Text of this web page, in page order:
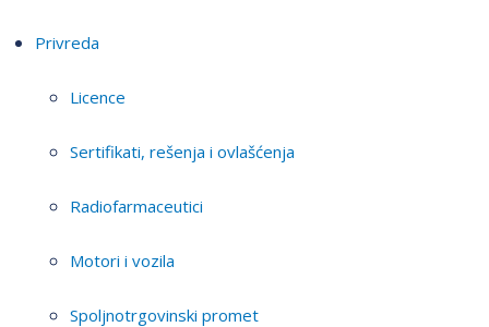
Privreda
Licence
Sertifikati, rešenja i ovlašćenja
Radiofarmaceutici
Motori i vozila
Spoljnotrgovinski promet